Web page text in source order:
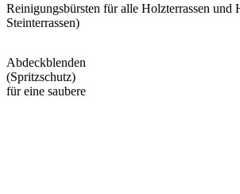
Reinigungsbürsten für alle Holzterrassen und
Steinterrassen)
Abdeckblenden
(Spritzschutz)
für eine saubere